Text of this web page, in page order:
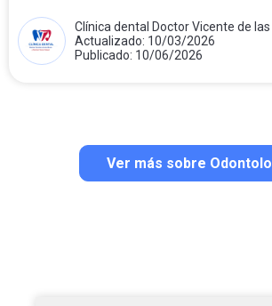
Clínica dental Doctor Vicente de
Teresa Folqué
Actualizado: 10/03/2026
Publicado: 10/06/2026
Ver más sobre